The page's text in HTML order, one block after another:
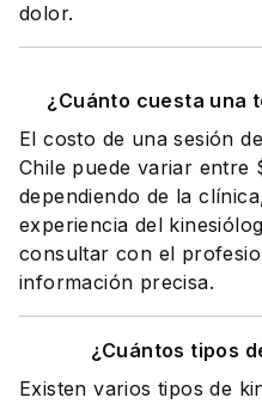
dolor.
¿Cuánto cuesta una
El costo de una sesión
Chile puede variar entre
dependiendo de la
experiencia del
consultar con el
información precisa.
¿Cuántos tipos
Existen varios tipos de